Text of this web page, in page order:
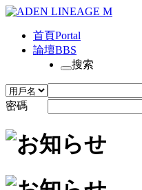
首頁Portal
論壇BBS
搜索
密碼